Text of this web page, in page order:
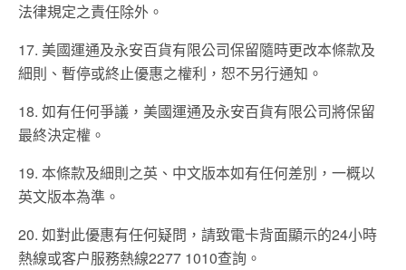
法律規定之責任除外。
17. 美國運通及永安百貨有限公司保留隨時更改本條款及
細則、暫停或終止優惠之權利，恕不另行通知。
18. 如有任何爭議，美國運通及永安百貨有限公司將保留
最終決定權。
19. 本條款及細則之英、中文版本如有任何差別，一概以
英文版本為準。
20. 如對此優惠有任何疑問，請致電卡背面顯示的24小時
熱線或客户服務熱線2277 1010查詢。